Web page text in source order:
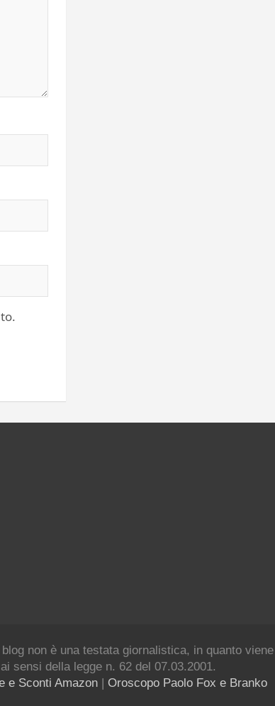
non è una testata giornalistica, in quanto
sensi della legge n. 62 del 07.03.2001.
e Sconti Amazon | Oroscopo Paolo Fox e Branko